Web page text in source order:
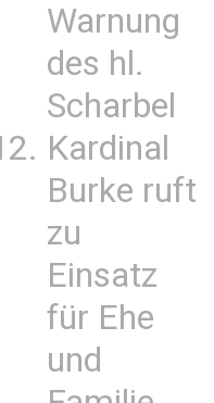
Warnung
des hl.
Scharbel
Kardinal
Burke ruft
zu
Einsatz
für Ehe
und